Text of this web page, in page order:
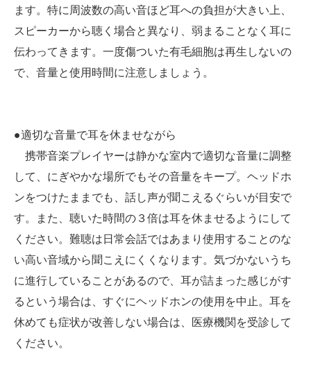
ます。特に周波数の高い音ほど耳への負担が大きい上、
スピーカーから聴く場合と異なり、弱まることなく耳に
伝わってきます。一度傷ついた有毛細胞は再生しないの
で、音量と使用時間に注意しましょう。
●適切な音量で耳を休ませながら
携帯音楽プレイヤーは静かな室内で適切な音量に調整
して、にぎやかな場所でもその音量をキープ。ヘッドホ
ンをつけたままでも、話し声が聞こえるぐらいが目安で
す。また、聴いた時間の３倍は耳を休ませるようにして
ください。難聴は日常会話ではあまり使用することのな
い高い音域から聞こえにくくなります。気づかないうち
に進行していることがあるので、耳が詰まった感じがす
るという場合は、すぐにヘッドホンの使用を中止。耳を
休めても症状が改善しない場合は、医療機関を受診して
ください。